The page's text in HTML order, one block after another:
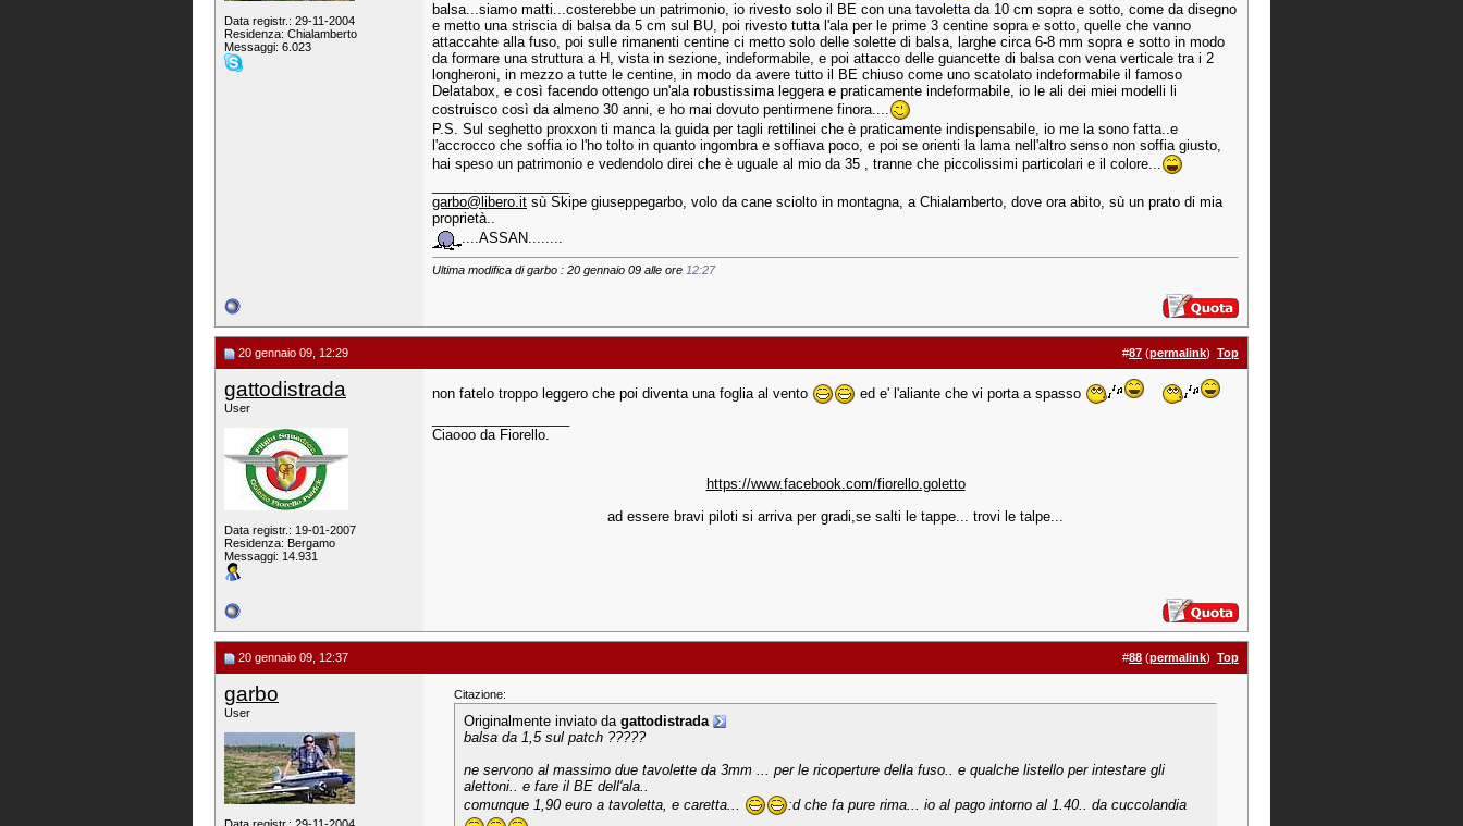
Data registr.: 29-11-2004
Residenza: Chialamberto
Messaggi: 6.023
balsa...siamo matti...costerebbe un patrimonio, io rivesto solo il BE con una tavoletta da 10 cm sopra e sotto, come da disegno
e metto una striscia di balsa da 5 cm sul BU, poi rivesto tutta l'ala per le prime 3 centine sopra e sotto, quelle che vanno
attaccahte alla fuso, poi sulle rimanenti centine ci metto solo delle solette di balsa, larghe circa 6-8 mm sopra e sotto in modo
da formare una struttura a H, vista in sezione, indeformabile, e poi attacco delle guancette di balsa con vena verticale tra i 2
longheroni, in mezzo a tutte le centine, in modo da avere tutto il BE chiuso come uno scatolato indeformabile il famoso
Delatabox, e così facendo ottengo un'ala robustissima leggera e praticamente indeformabile, io le ali dei miei modelli li
costruisco così da almeno 30 anni, e ho mai dovuto pentirmene finora....
P.S. Sul seghetto proxxon ti manca la guida per tagli rettilinei che è praticamente indispensabile, io me la sono fatta..e
l'accrocco che soffia io l'ho tolto in quanto ingombra e soffiava poco, e poi se orienti la lama nell'altro senso non soffia giusto,
hai speso un patrimonio e vedendolo direi che è uguale al mio da 35 , tranne che piccolissimi particolari e il colore...
garbo@libero.it sù Skipe giuseppegarbo, volo da cane sciolto in montagna, a Chialamberto, dove ora abito, sù un prato di mia
proprietà..
....ASSAN........
Ultima modifica di garbo : 20 gennaio 09 alle ore 12:27
20 gennaio 09, 12:29 #87 (permalink) Top
gattodistrada
User
Data registr.: 19-01-2007
Residenza: Bergamo
Messaggi: 14.931
non fatelo troppo leggero che poi diventa una foglia al vento
ed e' l'aliante che vi porta a spasso
Ciaooo da Fiorello.
https://www.facebook.com/fiorello.goletto
ad essere bravi piloti si arriva per gradi,se salti le tappe... trovi le talpe...
20 gennaio 09, 12:37 #88 (permalink) Top
garbo
User
Citazione:
Originalmente inviato da gattodistrada
balsa da 1,5 sul patch ?????
ne servono al massimo due tavolette da 3mm ... per le ricoperture della fuso.. e qualche listello per intestare gli
alettoni.. e fare il BE dell'ala..
comunque 1,90 euro a tavoletta, e caretta...
:d che fa pure rima... io al pago intorno al 1.40.. da cuccolandia